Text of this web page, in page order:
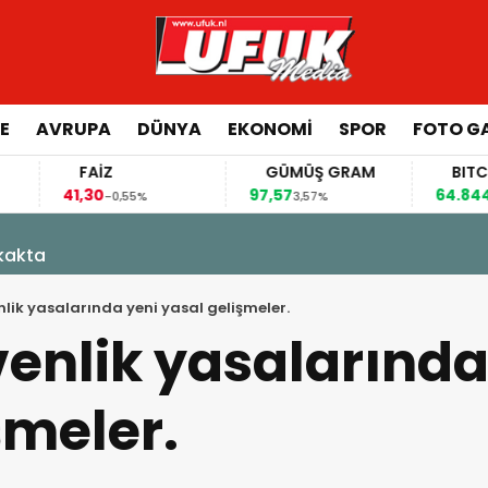
AVRUPA DÜNYA EKONOMI SPOR FOTO
-0,55%
GÜMÜŞ GRAM
BITCOIN
64.844,000,70%
yasalarında yeni yasal gelişmeler.